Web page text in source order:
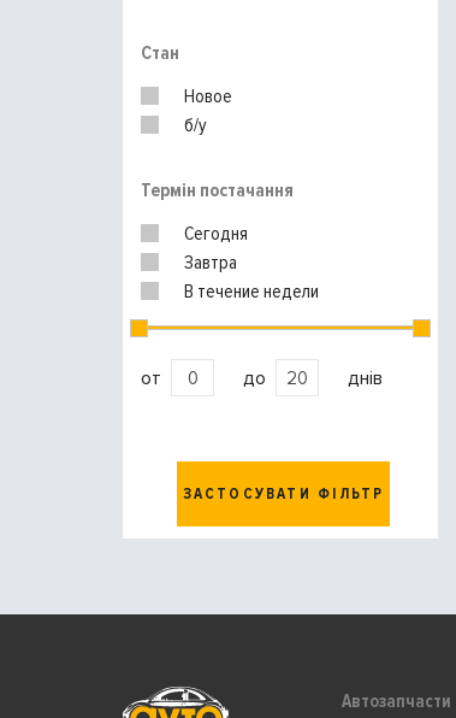
Стан
Новое
б/у
Термін постачання
Сегодня
Завтра
В течение недели
от до днів
ЗАСТОСУВАТИ ФІЛЬТР
Автозапчасти